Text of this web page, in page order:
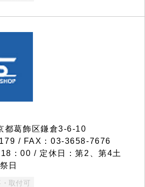
葛飾区鎌倉3-6-10
/ FAX：03-3658-7676
：00 / 定休日：第2、第4土
日
・取付可